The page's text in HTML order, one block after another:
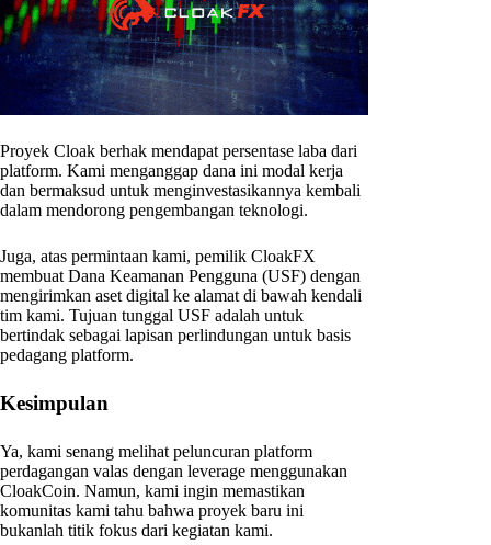
Proyek Cloak berhak mendapat persentase laba dari
platform. Kami menganggap dana ini modal kerja
dan bermaksud untuk menginvestasikannya kembali
dalam mendorong pengembangan teknologi.
Juga, atas permintaan kami, pemilik CloakFX
membuat Dana Keamanan Pengguna (USF) dengan
mengirimkan aset digital ke alamat di bawah kendali
tim kami. Tujuan tunggal USF adalah untuk
bertindak sebagai lapisan perlindungan untuk basis
pedagang platform.
Kesimpulan
Ya, kami senang melihat peluncuran platform
perdagangan valas dengan leverage menggunakan
CloakCoin. Namun, kami ingin memastikan
komunitas kami tahu bahwa proyek baru ini
bukanlah titik fokus dari kegiatan kami.